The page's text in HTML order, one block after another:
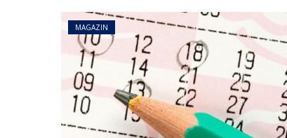
MAGAZIN